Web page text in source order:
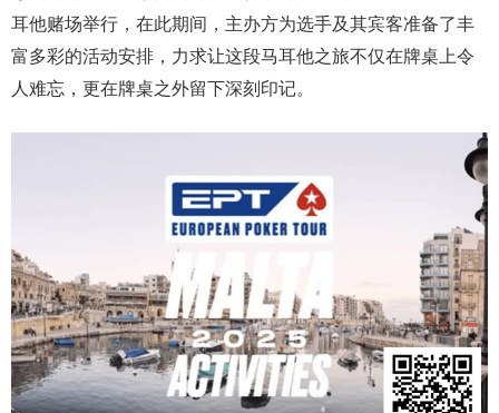
耳他赌场举行，在此期间，主办方为选手及其宾客准备了丰
富多彩的活动安排，力求让这段马耳他之旅不仅在牌桌上令
人难忘，更在牌桌之外留下深刻印记。